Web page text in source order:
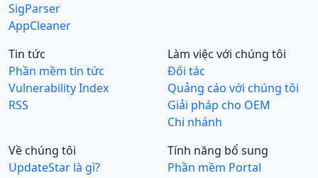
SigParser
AppCleaner
Tin tức
Phần mềm tin tức
Vulnerability Index
RSS
Làm việc với chúng tôi
Đối tác
Quảng cáo với chúng tôi
Giải pháp cho OEM
Chi nhánh
Về chúng tôi
UpdateStar là gì?
Tính năng bổ sung
Phần mềm Portal